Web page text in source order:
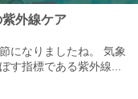
外線ケア
になりましたね。 気象
す指標である紫外線...